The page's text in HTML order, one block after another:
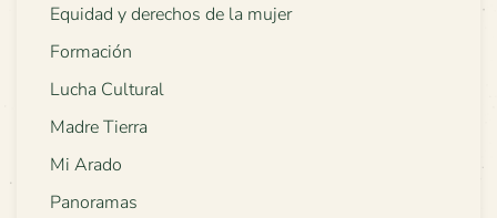
Equidad y derechos de la mujer
Formación
Lucha Cultural
Madre Tierra
Mi Arado
Panoramas